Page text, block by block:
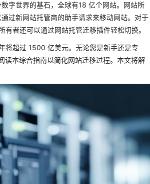
字世界的基石，全球有18 亿个网站。网站所
过新网站托管商的助手请求来移动网站。对于
者还可以通过网站托管迁移插件轻松切换。
将超过 1500 亿美元。无论您是新手还是专
读本综合指南以简化网站迁移过程。本文将解